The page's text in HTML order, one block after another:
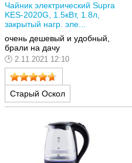
Чайник электрический Supra
KES-2020G, 1.5кВт, 1.8л,
закрытый нагр. эле...
очень дешевый и удобный,
брали на дачу
2.11.2021 12:10
Старый Оскол